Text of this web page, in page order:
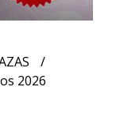
2026